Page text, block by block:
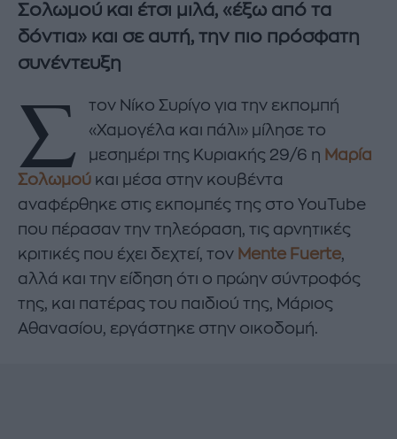
Σολωμού και έτσι μιλά, «έξω από τα
δόντια» και σε αυτή, την πιο πρόσφατη
συνέντευξη
Σ
τον Νίκο Συρίγο για την εκπομπή
«Χαμογέλα και πάλι» μίλησε το
μεσημέρι της Κυριακής 29/6 η Μαρία
Σολωμού και μέσα στην κουβέντα
αναφέρθηκε στις εκπομπές της στο YouTube
που πέρασαν την τηλεόραση, τις αρνητικές
κριτικές που έχει δεχτεί, τον Mente Fuerte,
αλλά και την είδηση ότι ο πρώην σύντροφός
της, και πατέρας του παιδιού της, Μάριος
Αθανασίου, εργάστηκε στην οικοδομή.